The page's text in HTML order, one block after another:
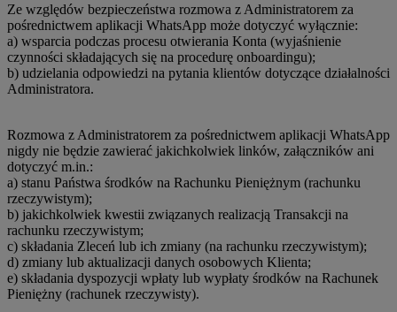
Ze względów bezpieczeństwa rozmowa z Administratorem za
pośrednictwem aplikacji WhatsApp może dotyczyć wyłącznie:
a) wsparcia podczas procesu otwierania Konta (wyjaśnienie
czynności składających się na procedurę onboardingu);
b) udzielania odpowiedzi na pytania klientów dotyczące działalności
Administratora.
Rozmowa z Administratorem za pośrednictwem aplikacji WhatsApp
nigdy nie będzie zawierać jakichkolwiek linków, załączników ani
dotyczyć m.in.:
a) stanu Państwa środków na Rachunku Pieniężnym (rachunku
rzeczywistym);
b) jakichkolwiek kwestii związanych realizacją Transakcji na
rachunku rzeczywistym;
c) składania Zleceń lub ich zmiany (na rachunku rzeczywistym);
d) zmiany lub aktualizacji danych osobowych Klienta;
e) składania dyspozycji wpłaty lub wypłaty środków na Rachunek
Pieniężny (rachunek rzeczywisty).